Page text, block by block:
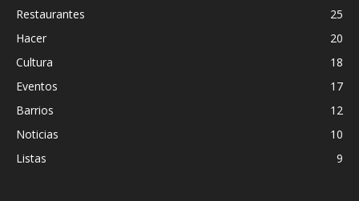
Restaurantes
25
Hacer
20
Cultura
18
Eventos
17
Barrios
12
Noticias
10
Listas
9